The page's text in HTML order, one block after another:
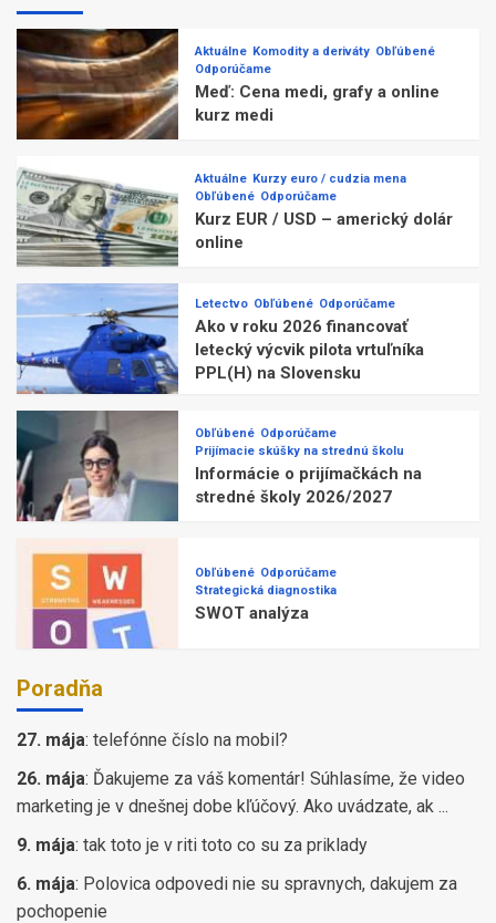
Aktuálne Komodity a deriváty Obľúbené
Odporúčame
Meď: Cena medi, grafy a online
kurz medi
Aktuálne Kurzy euro / cudzia mena
Obľúbené Odporúčame
Kurz EUR / USD – americký dolár
online
Letectvo Obľúbené Odporúčame
Ako v roku 2026 financovať
letecký výcvik pilota vrtuľníka
PPL(H) na Slovensku
Obľúbené Odporúčame
Prijímacie skúšky na strednú školu
Informácie o prijímačkách na
stredné školy 2026/2027
Obľúbené Odporúčame
Strategická diagnostika
SWOT analýza
Poradňa
27. mája: telefónne číslo na mobil?
26. mája: Ďakujeme za váš komentár! Súhlasíme, že video
marketing je v dnešnej dobe kľúčový. Ako uvádzate, ak ...
9. mája: tak toto je v riti toto co su za priklady
6. mája: Polovica odpovedi nie su spravnych, dakujem za
pochopenie